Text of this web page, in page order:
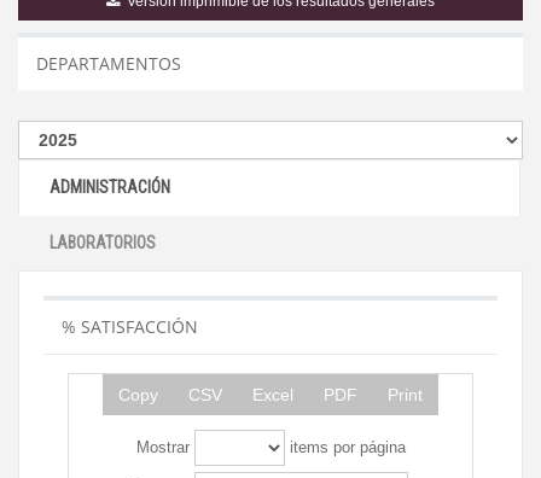
DEPARTAMENTOS
ADMINISTRACIÓN
LABORATORIOS
% SATISFACCIÓN
Copy CSV Excel PDF Print
Mostrar items por página